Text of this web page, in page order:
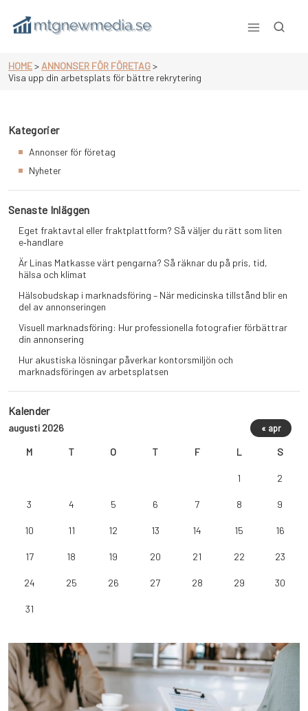
content
HOME>ANNONSER FÖR FÖRETAG>
Visa upp din arbetsplats för bättre rekrytering
Kategorier
Annonser för företag
Nyheter
Senaste Inläggen
Eget fraktavtal eller fraktplattform? Så väljer du rätt som liten
e‑handlare
Är Linas Matkasse värt pengarna? Så räknar du på pris, tid,
hälsa och klimat
Hälsobudskap i marknadsföring – När medicinska tillstånd blir en
del av annonseringen
Visuell marknadsföring: Hur professionella fotografier förbättrar
din annonsering
Hur akustiska lösningar påverkar kontorsmiljön och
marknadsföringen av arbetsplatsen
Kalender
augusti 2026
M T O T F L S
1 2
3 4 5 6 7 8 9
10 11 12 13 14 15 16
17 18 19 20 21 22 23
24 25 26 27 28 29 30
31
« apr